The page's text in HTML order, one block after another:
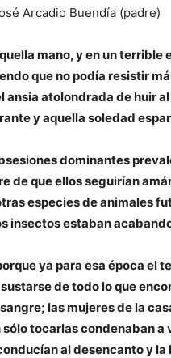
Arcadio Buendía (padre)
mano, y en un
que no podía resistir
ansia atolondrada de huir
y aquella soledad
dominantes
de que ellos seguirían
especies de animales
insectos estaban
ya para esa época el
de todo lo que
las mujeres de la
tocarlas condenaban
al desencanto y